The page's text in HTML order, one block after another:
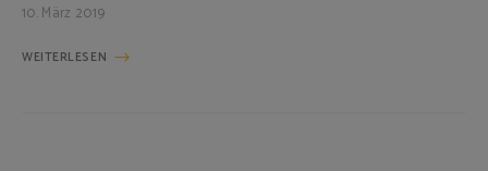
10. März 2019
WEITERLESEN